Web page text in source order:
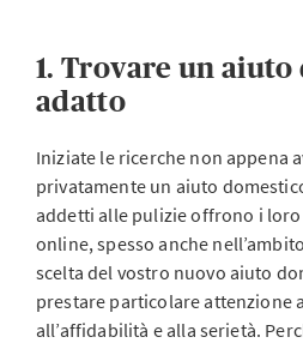
1. Trovare un aiuto
adatto
Iniziate le ricerche non appena
privatamente un aiuto
addetti alle pulizie offrono i
online, spesso anche
scelta del vostro nuovo aiuto
prestare particolare attenzione
all’affidabilità e alla serietà.